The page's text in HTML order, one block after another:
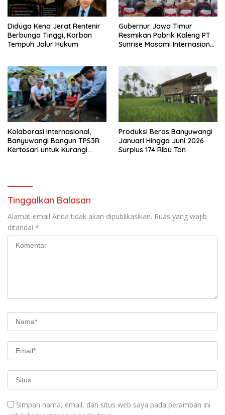
Diduga Kena Jerat Rentenir
Berbunga Tinggi, Korban
Tempuh Jalur Hukum
Gubernur Jawa Timur
Resmikan Pabrik Kaleng PT
Sunrise Masami Internasional,
Kolaborasi Internasional,
Banyuwangi Bangun TPS3R
Kertosari untuk Kurangi
Produksi Beras Banyuwangi
Januari Hingga Juni 2026
Surplus 174 Ribu Ton
Tinggalkan Balasan
Alamat email Anda tidak akan dipublikasikan. Ruas yang wajib
ditandai *
Simpan nama, email, dan situs web saya pada peramban ini